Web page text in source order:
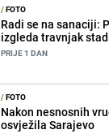
/FOTO
Radi se na sanaciji:
izgleda travnjak
PRIJE 1 DAN
/FOTO
Nakon nesnosnih
osvježila Sarajevo